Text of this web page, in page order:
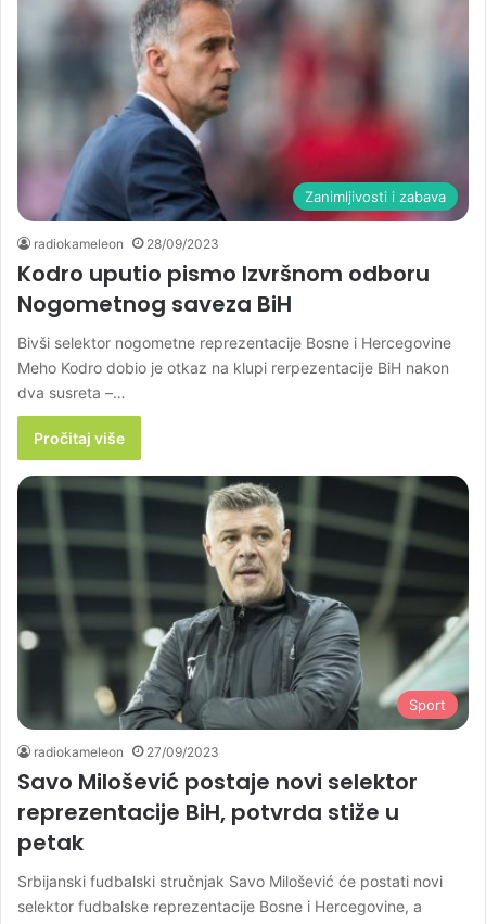
Zanimljivosti i zabava
radiokameleon 28/09/2023
Kodro uputio pismo Izvršnom odboru
Nogometnog saveza BiH
Bivši selektor nogometne reprezentacije Bosne i Hercegovine
Meho Kodro dobio je otkaz na klupi rerpezentacije BiH nakon
dva susreta –…
Pročitaj više
Sport
radiokameleon 27/09/2023
Savo Milošević postaje novi selektor
reprezentacije BiH, potvrda stiže u
petak
Srbijanski fudbalski stručnjak Savo Milošević će postati novi
selektor fudbalske reprezentacije Bosne i Hercegovine, a